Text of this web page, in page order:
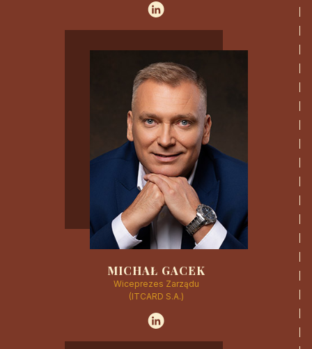
CZYTAJ WIĘCEJ
MICHAŁ GACEK
Wiceprezes Zarządu
(ITCARD S.A.)